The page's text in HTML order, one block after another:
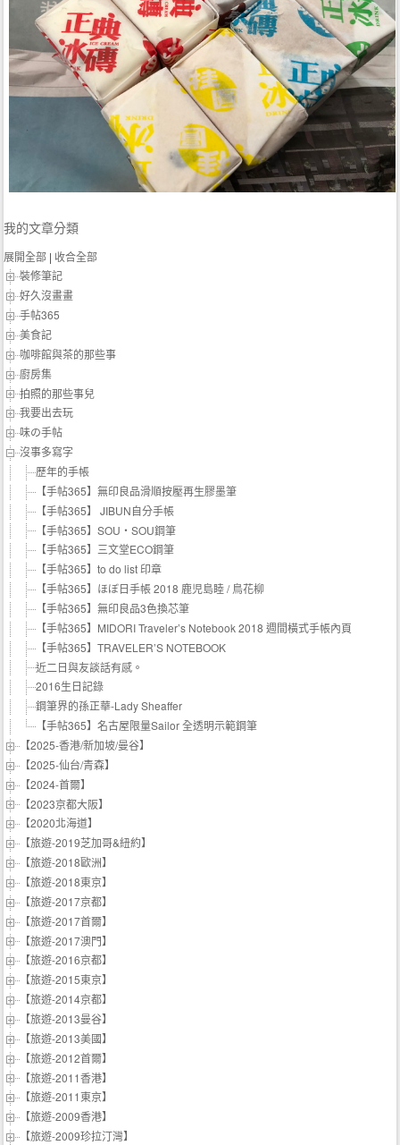
我的文章分類
展開全部 | 收合全部
裝修筆記
好久沒畫畫
手帖365
美食記
咖啡館與茶的那些事
廚房集
拍照的那些事兒
我要出去玩
味の手帖‬
沒事多寫字
歷年的手帳
【手帖365】無印良品滑順按壓再生膠墨筆
【手帖365】 JIBUN自分手帳
【手帖365】SOU・SOU鋼筆
【手帖365】三文堂ECO鋼筆
【手帖365】to do list 印章
【手帖365】ほぼ日手帳 2018 鹿児島睦 / 鳥花柳
【手帖365】無印良品3色換芯筆
【手帖365】MIDORI Traveler’s Notebook 2018 週間橫式手帳內頁
【手帖365】TRAVELER’S NOTEBOOK
近二日與友談話有感。
2016生日記錄
鋼筆界的孫正華-Lady Sheaffer
【手帖365】名古屋限量Sailor 全透明示範鋼筆
【2025-香港/新加坡/曼谷】
【2025-仙台/青森】
【2024-首爾】
【2023京都大阪】
【2020北海道】
【旅遊-2019芝加哥&紐約】
【旅遊-2018歐洲】
【旅遊-2018東京】
【旅遊-2017京都】
【旅遊-2017首爾】
【旅遊-2017澳門】
【旅遊-2016京都】
【旅遊-2015東京】
【旅遊-2014京都】
【旅遊-2013曼谷】
【旅遊-2013美國】
【旅遊-2012首爾】
【旅遊-2011香港】
【旅遊-2011東京】
【旅遊-2009香港】
【旅遊-2009珍拉汀灣】